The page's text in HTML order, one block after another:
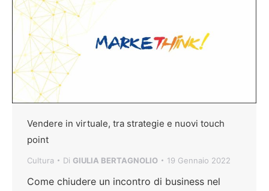
Vendere in virtuale, tra strategie e nuovi touch
point
Cultura Di GIULIA BERTAGNOLIO 19 Gennaio 2022
Come chiudere un incontro di business nel